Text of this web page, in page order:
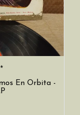
En Orbita -